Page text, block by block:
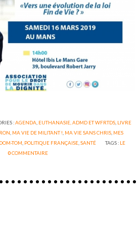
:AGENDA EUTHANASIE, ADMD ET WFRTDS, LIVRE
MA VIE DE MILITANT ! MA VIE SANS CHRIS MES
TOM POLITIQUE FRANÇAISE ,SANTÉ TAGS : LE
0COMMENTAIRE